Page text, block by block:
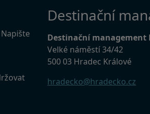
Destinační
Destinační management
Velké náměstí 34/42
500 03 Hradec Králové
hradecko@hradecko.cz